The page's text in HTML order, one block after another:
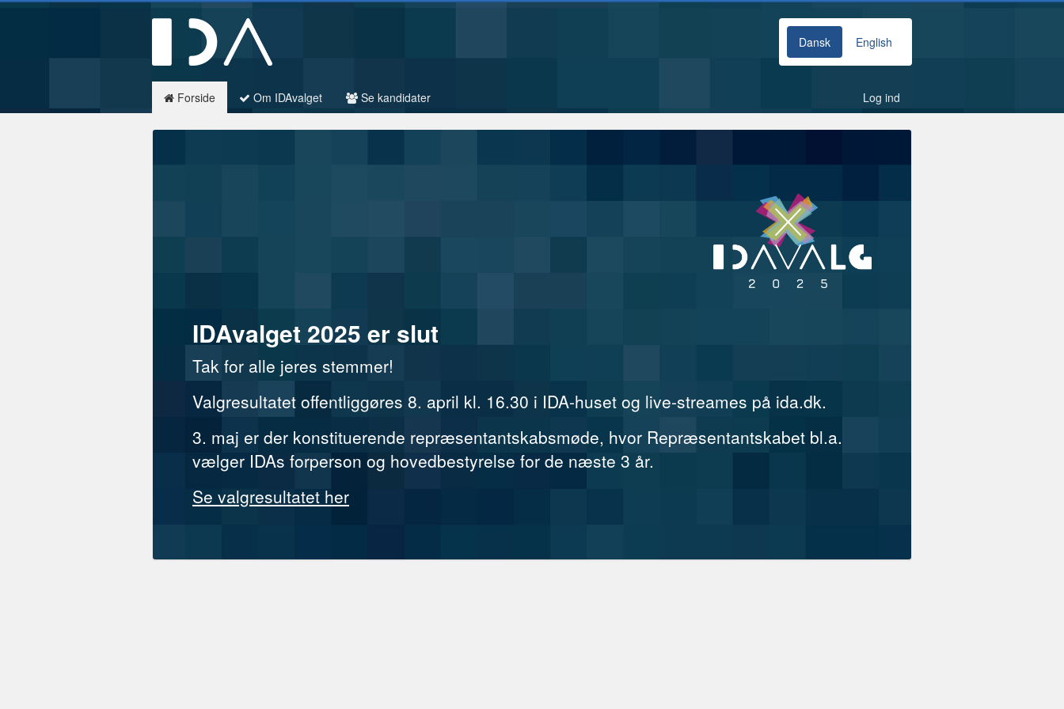
Dansk English
Forside Om IDAvalget Se kandidater Log ind
IDAvalget 2025 er slut
Tak for alle jeres stemmer!
Valgresultatet offentliggøres 8. april kl. 16.30 i IDA-huset og live-streames på ida.dk.
3. maj er der konstituerende repræsentantskabsmøde, hvor Repræsentantskabet bl.a.
vælger IDAs forperson og hovedbestyrelse for de næste 3 år.
Se valgresultatet her